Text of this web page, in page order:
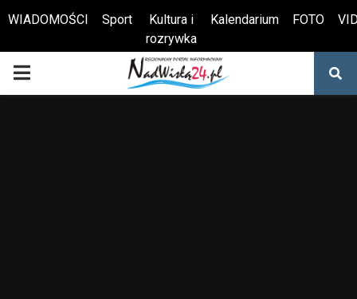
Otwórz pasek narzędzi
WIADOMOŚCI Sport
Kultura i
rozrywka
Kalendarium FOTO
PRIMARY